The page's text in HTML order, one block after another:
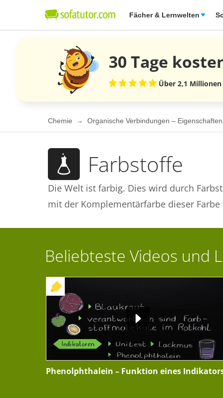
Fächer & Lernwelten
30 Tage
Über 2,1
Chemie Organische Verbindungen –
Farbstoffe
Die Welt ist farbig. Dies wird durch
mit der Komplementärfarbe dieser
Beliebteste Videos und
Phenolphthalein – Funktion eines